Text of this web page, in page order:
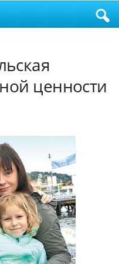
ценности